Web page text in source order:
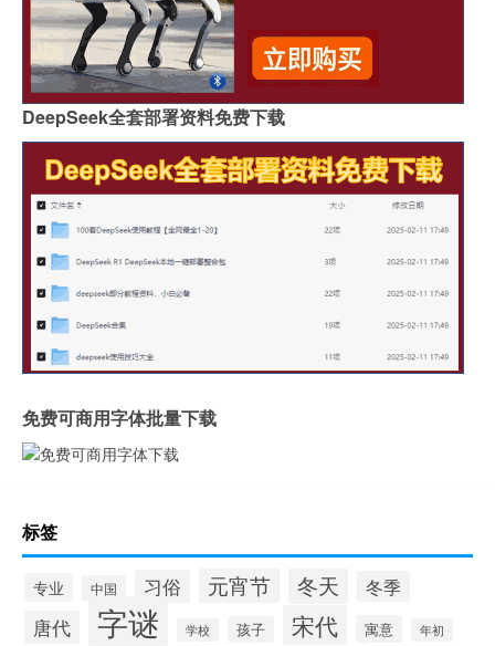
DeepSeek全套部署资料免费下载
免费可商用字体批量下载
标签
专业 中国 习俗 元宵节 冬天 冬季
唐代 字谜 学校 孩子 宋代 寓意 年初